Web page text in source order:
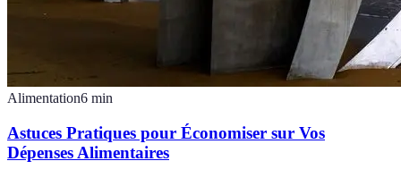
Alimentation6 min
Astuces Pratiques pour Économiser sur Vos
Dépenses Alimentaires